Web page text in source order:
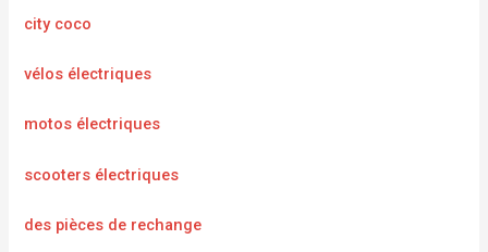
city coco
vélos électriques
motos électriques
scooters électriques
des pièces de rechange